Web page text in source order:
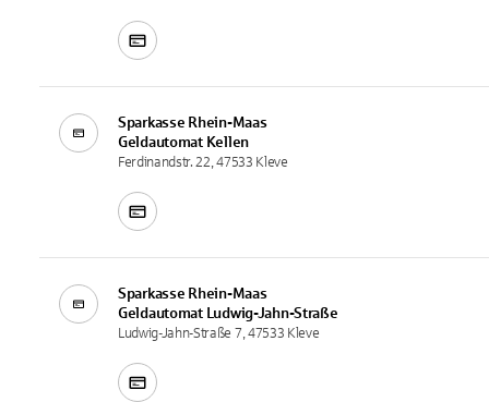
Sparkasse Rhein-Maas
Geldautomat Kellen
Ferdinandstr. 22, 47533 Kleve
Sparkasse Rhein-Maas
Geldautomat
Ludwig-Jahn-Straße
Ludwig-Jahn-Straße 7, 47533 Kleve